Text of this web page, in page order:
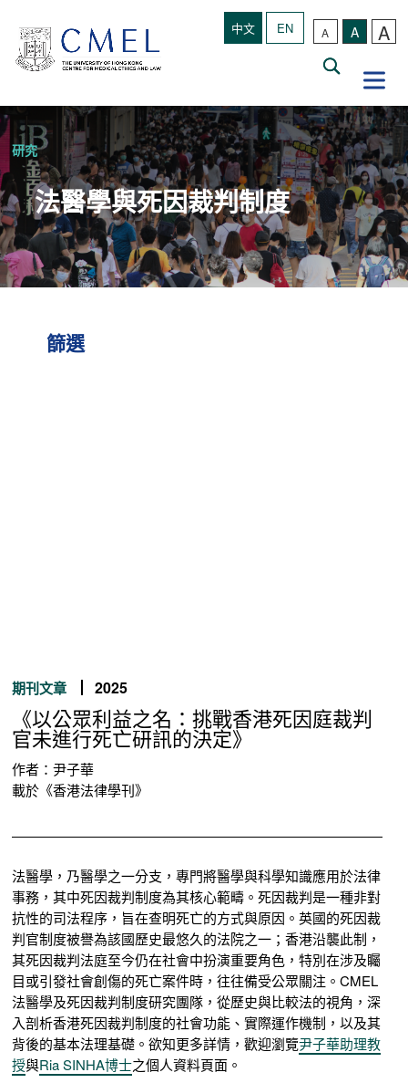
中文 EN A A A
研究
法醫學與死因裁判制度
篩選
期刊文章 2025
《以公眾利益之名：挑戰香港死因庭裁判
官未進行死亡研訊的決定》
作者：尹子華
載於《香港法律學刊》
法醫學，乃醫學之一分支，專門將醫學與科學知識應用於法律
事務，其中死因裁判制度為其核心範疇。死因裁判是一種非對
抗性的司法程序，旨在查明死亡的方式與原因。英國的死因裁
判官制度被譽為該國歷史最悠久的法院之一；香港沿襲此制，
其死因裁判法庭至今仍在社會中扮演重要角色，特別在涉及矚
目或引發社會創傷的死亡案件時，往往備受公眾關注。CMEL
法醫學及死因裁判制度研究團隊，從歷史與比較法的視角，深
入剖析香港死因裁判制度的社會功能、實際運作機制，以及其
背後的基本法理基礎。欲知更多詳情，歡迎瀏覽尹子華助理教
授與Ria SINHA博士之個人資料頁面。